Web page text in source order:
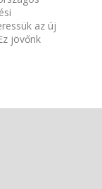
az új
jövőnk